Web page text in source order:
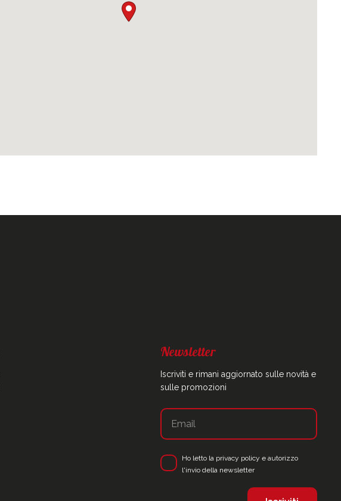
Newsletter
Iscriviti e rimani aggiornato sulle novità e
sulle promozioni
Ho letto la privacy policy e autorizzo
l'invio della newsletter